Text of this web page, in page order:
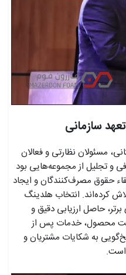
سازمانی
مسئولان نظارتی و فعالان
و تجلیل از مجموعه‌هایی بود
حقوق مصرف‌کنندگان و ایجاد
کرده‌اند. انتخاب هلدینگ
حاصل ارزیابی دقیق و
محصول، خدمات پس از
به شکایات مشتریان و
است.